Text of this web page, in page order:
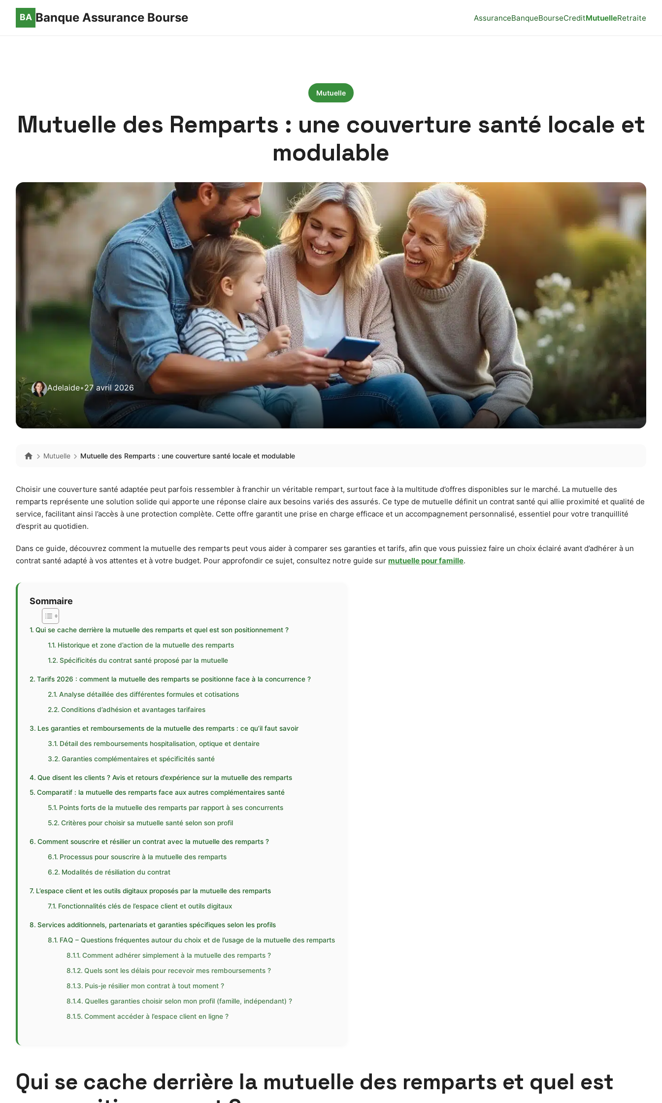
Banque Assurance Bourse AssuranceBanqueBourseCreditMutuelleRetraite
Mutuelle
Mutuelle des Remparts : une couverture santé locale et
modulable
Adelaide•27 avril 2026
Mutuelle Mutuelle des Remparts : une couverture santé locale et modulable
Choisir une couverture santé adaptée peut parfois ressembler à franchir un véritable rempart, surtout face à la multitude d’offres disponibles sur le marché. La mutuelle des
remparts représente une solution solide qui apporte une réponse claire aux besoins variés des assurés. Ce type de mutuelle définit un contrat santé qui allie proximité et qualité de
service, facilitant ainsi l’accès à une protection complète. Cette offre garantit une prise en charge efficace et un accompagnement personnalisé, essentiel pour votre tranquillité
d’esprit au quotidien.
Dans ce guide, découvrez comment la mutuelle des remparts peut vous aider à comparer ses garanties et tarifs, afin que vous puissiez faire un choix éclairé avant d’adhérer à un
contrat santé adapté à vos attentes et à votre budget. Pour approfondir ce sujet, consultez notre guide sur mutuelle pour famille.
Sommaire
Qui se cache derrière la mutuelle des remparts et quel est son positionnement ?
Historique et zone d’action de la mutuelle des remparts
Spécificités du contrat santé proposé par la mutuelle
Tarifs 2026 : comment la mutuelle des remparts se positionne face à la concurrence ?
Analyse détaillée des différentes formules et cotisations
Conditions d’adhésion et avantages tarifaires
Les garanties et remboursements de la mutuelle des remparts : ce qu’il faut savoir
Détail des remboursements hospitalisation, optique et dentaire
Garanties complémentaires et spécificités santé
Que disent les clients ? Avis et retours d’expérience sur la mutuelle des remparts
Comparatif : la mutuelle des remparts face aux autres complémentaires santé
Points forts de la mutuelle des remparts par rapport à ses concurrents
Critères pour choisir sa mutuelle santé selon son profil
Comment souscrire et résilier un contrat avec la mutuelle des remparts ?
Processus pour souscrire à la mutuelle des remparts
Modalités de résiliation du contrat
L’espace client et les outils digitaux proposés par la mutuelle des remparts
Fonctionnalités clés de l’espace client et outils digitaux
Services additionnels, partenariats et garanties spécifiques selon les profils
FAQ – Questions fréquentes autour du choix et de l’usage de la mutuelle des remparts
Comment adhérer simplement à la mutuelle des remparts ?
Quels sont les délais pour recevoir mes remboursements ?
Puis-je résilier mon contrat à tout moment ?
Quelles garanties choisir selon mon profil (famille, indépendant) ?
Comment accéder à l’espace client en ligne ?
Qui se cache derrière la mutuelle des remparts et quel est